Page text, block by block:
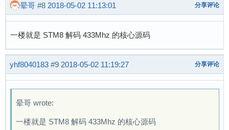
  	if(++IrInter.Ri0 >=8) //收够8位数据指针加1，进1个字节
  	{
  	IrInter.Ri0=0;        //接收计位数
  	if(IrInter.Ri1 ==3)//收够3个字节(看数据长度来修改)
  	Tx=~Tx;
  	IrInter.DataPiont=(Uchar*)&Irdata.DM1;      //取缓存指针地址
晕哥 #8 2018-05-02 11:13:01 分享评论
一楼就是 STM8 解码 433Mhz 的核心源码
yhf8040183 #9 2018-05-02 11:19:27 分享评论
晕哥 wrote:
一楼就是 STM8 解码 433Mhz 的核心源码